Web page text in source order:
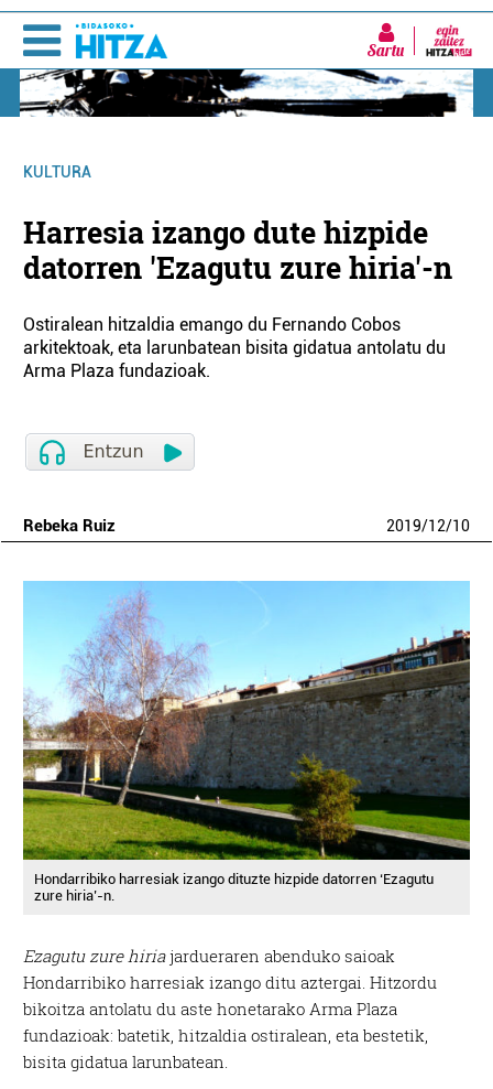
Sartu
KULTURA
Harresia izango dute hizpide
datorren 'Ezagutu zure hiria'-n
Ostiralean hitzaldia emango du Fernando Cobos
arkitektoak, eta larunbatean bisita gidatua antolatu du
Arma Plaza fundazioak.
Rebeka Ruiz 2019/12/10
Hondarribiko harresiak izango dituzte hizpide datorren ‘Ezagutu
zure hiria’-n.
Ezagutu zure hiriajardueraren abenduko saioak
Hondarribiko harresiak izango ditu aztergai. Hitzordu
bikoitza antolatu du aste honetarako Arma Plaza
fundazioak: batetik, hitzaldia ostiralean, eta bestetik,
bisita gidatua larunbatean.